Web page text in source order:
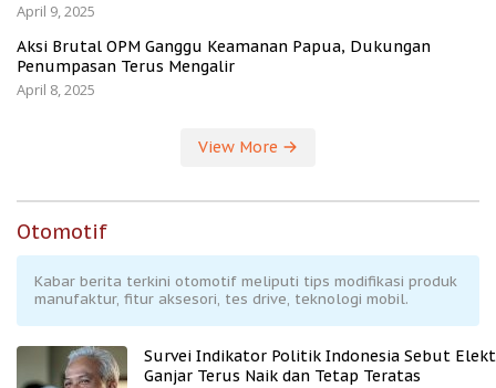
April 9, 2025
Aksi Brutal OPM Ganggu Keamanan Papua, Dukungan
Penumpasan Terus Mengalir
April 8, 2025
View More
Otomotif
Kabar berita terkini otomotif meliputi tips modifikasi produk
manufaktur, fitur aksesori, tes drive, teknologi mobil.
Survei Indikator Politik Indonesia Sebut
Ganjar Terus Naik dan Tetap Teratas